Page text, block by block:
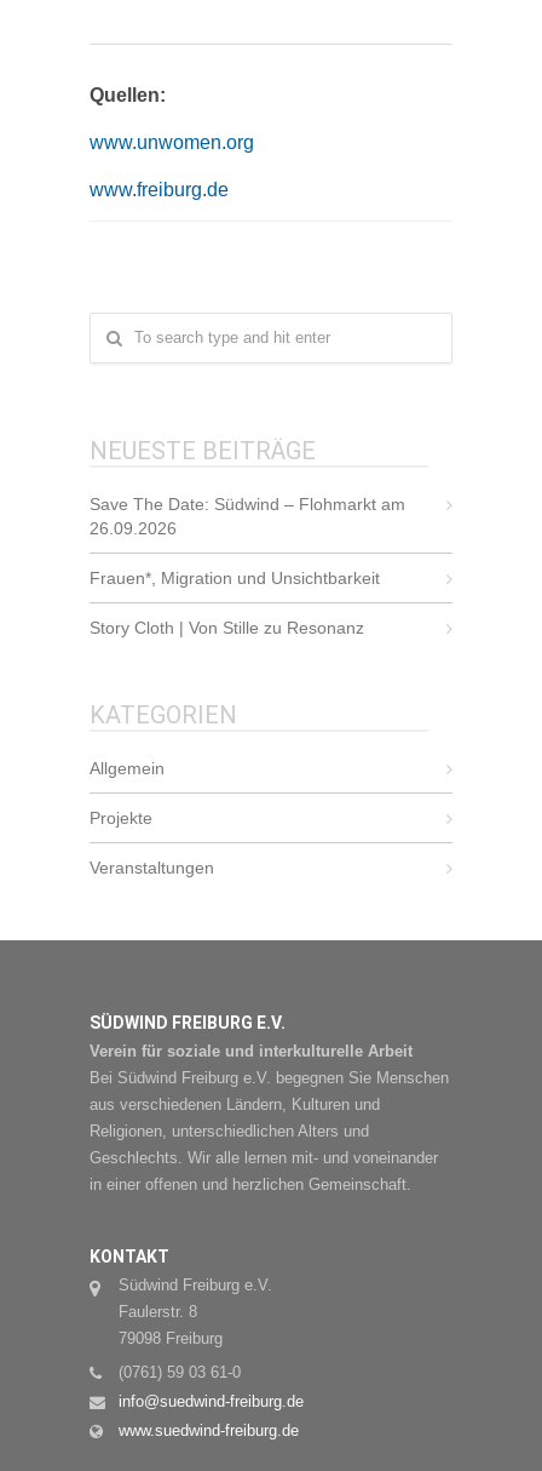
Quellen:
www.unwomen.org
www.freiburg.de
NEUESTE BEITRÄGE
Save The Date: Südwind – Flohmarkt am
26.09.2026
Frauen*, Migration und Unsichtbarkeit
Story Cloth | Von Stille zu Resonanz
KATEGORIEN
Allgemein
Projekte
Veranstaltungen
SÜDWIND FREIBURG E.V.
Verein für soziale und interkulturelle Arbeit
Bei Südwind Freiburg e.V. begegnen Sie Menschen
aus verschiedenen Ländern, Kulturen und
Religionen, unterschiedlichen Alters und
Geschlechts. Wir alle lernen mit- und voneinander
in einer offenen und herzlichen Gemeinschaft.
KONTAKT
Südwind Freiburg e.V.
Faulerstr. 8
79098 Freiburg
(0761) 59 03 61-0
info@suedwind-freiburg.de
www.suedwind-freiburg.de